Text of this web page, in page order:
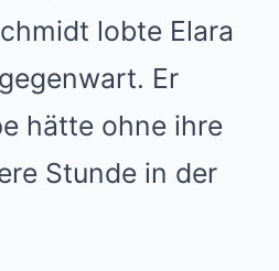
lobte Elara
Er
hätte ohne ihre
Stunde in der